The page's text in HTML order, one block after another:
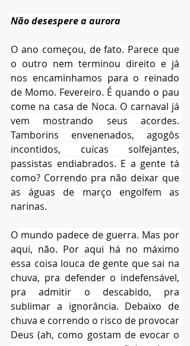
Não desespere a aurora
O ano começou, de fato. Parece que
o outro nem terminou direito e já
nos encaminhamos para o reinado
de Momo. Fevereiro. É quando o pau
come na casa de Noca. O carnaval já
vem mostrando seus acordes.
Tamborins envenenados, agogôs
incontidos, cuícas solfejantes,
passistas endiabrados. E a gente tá
como? Correndo pra não deixar que
as águas de março engolfem as
narinas.
O mundo padece de guerra. Mas por
aqui, não. Por aqui há no máximo
essa coisa louca de gente que sai na
chuva, pra defender o indefensável,
pra admitir o descabido, pra
sublimar a ignorância. Debaixo de
chuva e correndo o risco de provocar
Deus (ah, como gostam de evocar o